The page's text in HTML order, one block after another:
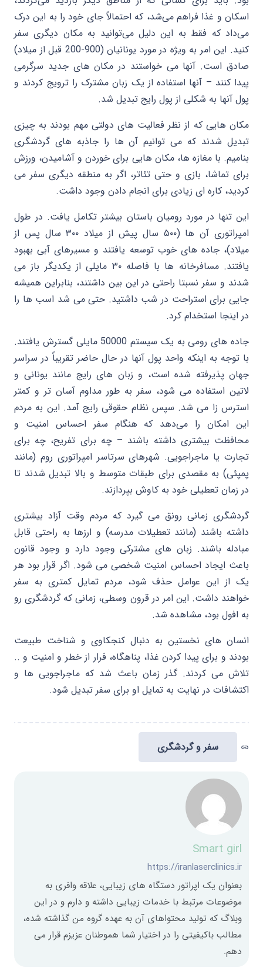
اسکان و غذا فراهم می‌شد، که احتمالاً جای خود را به این درک
می‌داد که فقط به این دلیل می‌توانید به مکان دیگری سفر
کنید. این امر به ویژه در مورد یونانیان (900-200 قبل از میلاد)
صادق است. آنها می خواستند در مکان های جدید سرگرمی
پیدا کنند – آنها استفاده از یک زبان مشترک را ترویج کردند و
پول آنها به شکلی از پول رایج تبدیل شد.
مکان هایی که از نظر فعالیت های دولتی مهم بودند به چیزی
تبدیل شدند که می توانیم آن ها را جاذبه های گردشگری
بنامیم. با مغازه ها، مکان هایی برای خوردن و آشامیدن، ورزش
برای تماشا، بازی و حتی تئاتر، اگر به منطقه دیگری سفر می
کردید، کاره ای زیادی برای انجام دادن وجود داشت.
این تنها در مورد رومیان باستان بیشتر تکامل یافت. در طول
امپراتوری آن ها (۵۰۰ سال پیش از میلاد ۳۰۰ سال پس از
میلاد)، جاده های خوب توسعه یافتند و مسیرهای آبی بهبود
یافتند. مسافرخانه ها با فاصله ۳۰ مایلی از یکدیگر باز می
شدند و سفر نسبتا راحتی در این بین داشتند، بنابراین همیشه
جایی برای استراحت در شب داشتید. حتی می شد اسب ها را
در اینجا استخدام کرد.
جاده های رومی به یک سیستم 50000 مایلی گسترش یافتند.
با توجه به اینکه واحد پول آنها در حال حاضر تقریباً در سراسر
جهان پذیرفته شده است، و زبان های رایج مانند یونانی و
لاتین استفاده می شود، سفر به طور مداوم آسان تر و کمتر
استرس زا می شد. سپس نظام حقوقی رایج آمد. این به مردم
این امکان را می‌دهد که هنگام سفر احساس امنیت و
محافظت بیشتری داشته باشند – چه برای تفریح، چه برای
تجارت یا ماجراجویی. شهرهای سرتاسر امپراتوری روم (مانند
پمپئی) به مقصدی برای طبقات متوسط و بالا تبدیل شدند تا
در زمان تعطیلی خود به کاوش بپردازند.
گردشگری زمانی رونق می گیرد که مردم وقت آزاد بیشتری
داشته باشند (مانند تعطیلات مدرسه) و ارزها به راحتی قابل
مبادله باشند. زبان های مشترکی وجود دارد و وجود قانون
باعث ایجاد احساس امنیت شخصی می شود. اگر قرار بود هر
یک از این عوامل حذف شود، مردم تمایل کمتری به سفر
خواهند داشت. این امر در قرون وسطی، زمانی که گردشگری رو
به افول بود، مشاهده شد.
انسان های نخستین به دنبال کنجکاوی و شناخت طبیعت
بودند و برای پیدا کردن غذا، پناهگاه، فرار از خطر و امنیت و ..
تلاش می کردند. گذر زمان باعث شد که ماجراجویی ها و
اکتشافات در نهایت به تمایل او برای سفر تبدیل شود.
link سفر و گردشگری
Smart girl
https://iranlaserclinics.ir
بعنوان یک اپراتور دستگاه های زیبایی، علاقه وافری به
موضوعات مرتبط با خدمات زیبایی داشته و دارم و در این
وبلاگ که تولید محتواهای آن به عهده گروه من گذاشته شده،
مطالب باکیفیتی را در اختیار شما هموطنان عزیزم قرار می
دهم.